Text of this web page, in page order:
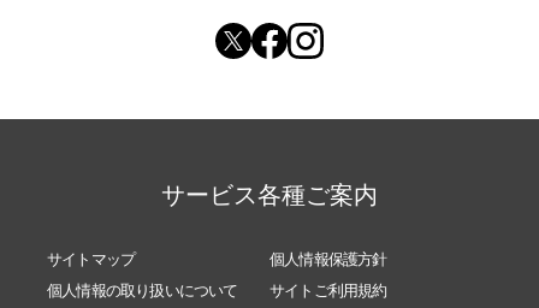
サービス各種ご案内
サイトマップ
個人情報保護方針
個人情報の取り扱いについて
サイトご利用規約